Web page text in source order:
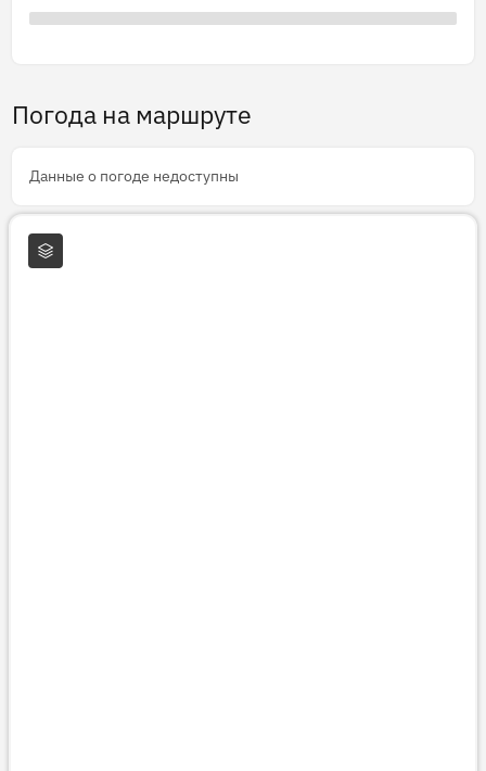
Погода на маршруте
Данные о погоде недоступны